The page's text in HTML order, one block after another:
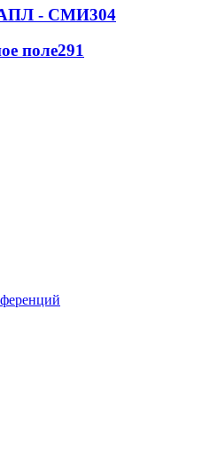
АПЛ - СМИ304
поле291